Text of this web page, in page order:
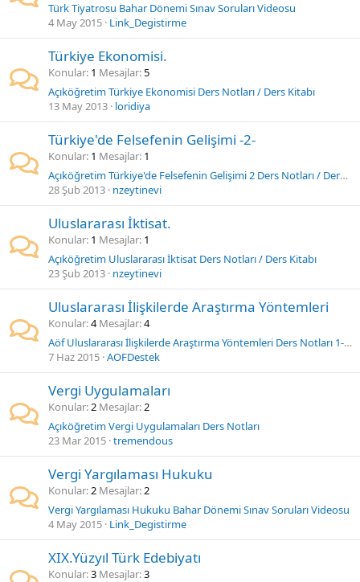
Türk Tiyatrosu Bahar Dönemi Sınav Soruları Videosu
4 May 2015 Link_Degistirme
Türkiye Ekonomisi.
Konular 1 Mesajlar 5
Açıköğretim Türkiye Ekonomisi Ders Notları / Ders Kitabı
13 May 2013 loridiya
Türkiye'de Felsefenin Gelişimi -2-
Konular 1 Mesajlar 1
Açıköğretim Türkiye'de Felsefenin Gelişimi 2 Ders Notları / Ders Kitabı
28 Şub 2013 nzeytinevi
Uluslararası İktisat.
Konular 1 Mesajlar 1
Açıköğretim Uluslararası İktisat Ders Notları / Ders Kitabı
23 Şub 2013 nzeytinevi
Uluslararası İlişkilerde Araştırma Yöntemleri
Konular 4 Mesajlar 4
Aöf Uluslararası İlişkilerde Araştırma Yöntemleri Ders Notları 1-2-3-4 Üniteler
7 Haz 2015 AOFDestek
Vergi Uygulamaları
Konular 2 Mesajlar 2
Açıköğretim Vergi Uygulamaları Ders Notları
23 Mar 2015 tremendous
Vergi Yargılaması Hukuku
Konular 2 Mesajlar 2
Vergi Yargılaması Hukuku Bahar Dönemi Sınav Soruları Videosu
4 May 2015 Link_Degistirme
XIX.Yüzyıl Türk Edebiyatı
Konular 3 Mesajlar 3